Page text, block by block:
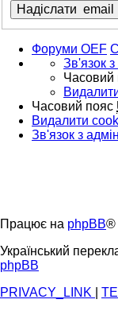
Форуми OEF
Зв'язок з
Часовий
Часовий пояс
Видалити
Зв'язок з
Працює на phpBB®
Український
phpBB
PRIVACY_LINK